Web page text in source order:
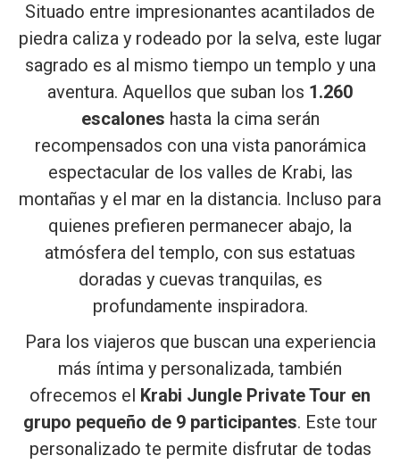
Situado entre impresionantes acantilados de
piedra caliza y rodeado por la selva, este lugar
sagrado es al mismo tiempo un templo y una
aventura. Aquellos que suban los 1.260
escalones hasta la cima serán
recompensados con una vista panorámica
espectacular de los valles de Krabi, las
montañas y el mar en la distancia. Incluso para
quienes prefieren permanecer abajo, la
atmósfera del templo, con sus estatuas
doradas y cuevas tranquilas, es
profundamente inspiradora.
Para los viajeros que buscan una experiencia
más íntima y personalizada, también
ofrecemos el Krabi Jungle Private Tour en
grupo pequeño de 9 participantes. Este tour
personalizado te permite disfrutar de todas